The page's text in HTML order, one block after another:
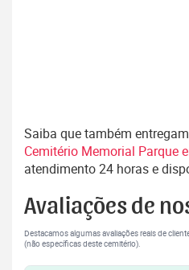
Saiba que também
Cemitério Memorial Parque
atendimento 24 horas e
Avaliações de
Destacamos algumas avaliações reais de
(não específicas deste cemitério).